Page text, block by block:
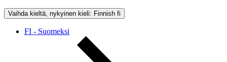
Vaihda kieltä, nykyinen kieli: Finnish fi
FI - Suomeksi